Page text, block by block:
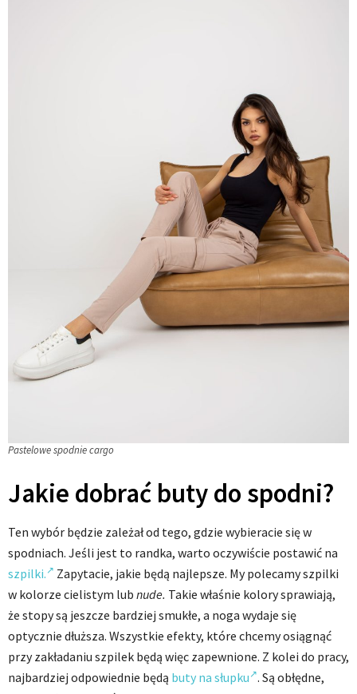
Pastelowe spodnie cargo
Jakie dobrać buty do spodni?
Ten wybór będzie zależał od tego, gdzie wybieracie się w
spodniach. Jeśli jest to randka, warto oczywiście postawić na
szpilki.
Zapytacie, jakie będą najlepsze. My polecamy szpilki
w kolorze cielistym lub nude. Takie właśnie kolory sprawiają,
że stopy są jeszcze bardziej smukłe, a noga wydaje się
optycznie dłuższa. Wszystkie efekty, które chcemy osiągnąć
przy zakładaniu szpilek będą więc zapewnione. Z kolei do pracy,
najbardziej odpowiednie będą buty na słupku . Są obłędne,